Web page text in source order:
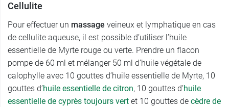
Cellulite
Pour effectuer un massage veineux et lymphatique en cas
de cellulite aqueuse, il est possible d’utiliser l’huile
essentielle de Myrte rouge ou verte. Prendre un flacon
pompe de 60 ml et mélanger 50 ml d’huile végétale de
calophylle avec 10 gouttes d’huile essentielle de Myrte, 10
gouttes d’huile essentielle de citron, 10 gouttes d’huile
essentielle de cyprès toujours vert et 10 gouttes de cèdre de